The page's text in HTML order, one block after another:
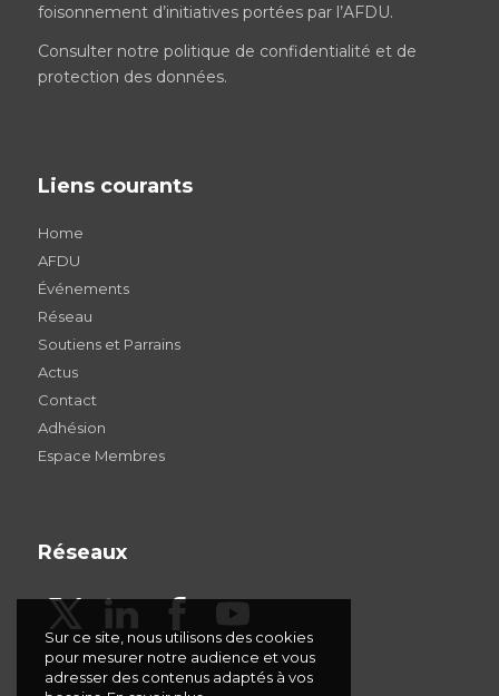
foisonnement d’initiatives portées par l’AFDU.
Consulter notre politique de confidentialité et de
protection des données.
Liens courants
Home
AFDU
Événements
Réseau
Soutiens et Parrains
Actus
Contact
Adhésion
Espace Membres
Réseaux
Sur ce site, nous utilisons des cookies
pour mesurer notre audience et vous
adresser des contenus adaptés à vos